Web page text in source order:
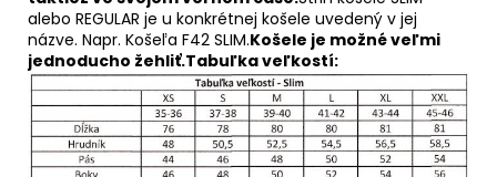
alebo REGULAR je u konkrétnej košele uvedený v jej
názve. Napr. Košeľa F42 SLIM.Košele je možné veľmi
jednoducho žehliť.Tabuľka veľkostí: